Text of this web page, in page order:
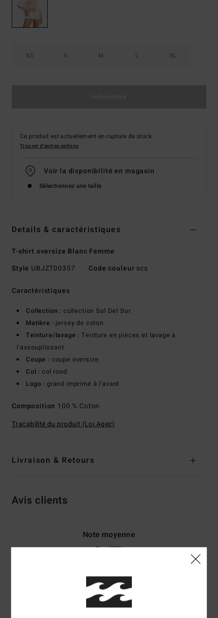
XS S M L XL
Ce produit est actuellement en rupture de stock.
Trouver d'autres options
Voir la disponibilité en magasin
Sélectionnez une taille
Details & caractéristiques
T-shirt oversize Blanc Femme
Style UBJZT00357 Code couleur scs
Caractéristiques
Collection : collection Sol Del Sur
Matière : jersey de coton
Teinture/lavage : Teinture en pièces et lavage à
l'assouplissant
Coupe : coupe oversize
Col : col rond
Logo : grand imprimé à l'avant
Composition 100 % Coton
Traçabilité du produit (Loi Agec)
Livraison & Retours
Avis clients
Note moyenne
4.7
3 avis vérifiés
depuis janvier 2026
33% de nos clients recommandent ce produit